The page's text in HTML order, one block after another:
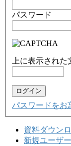
パスワード
上に表示された
パスワードをお
資料ダウン
新規ユーザ